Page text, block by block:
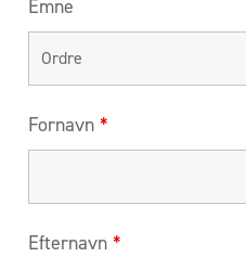
Emne
Fornavn *
Efternavn *